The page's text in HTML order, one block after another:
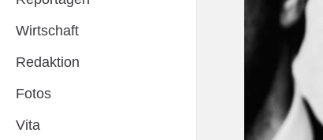
Wirtschaft
Redaktion
Fotos
Vita